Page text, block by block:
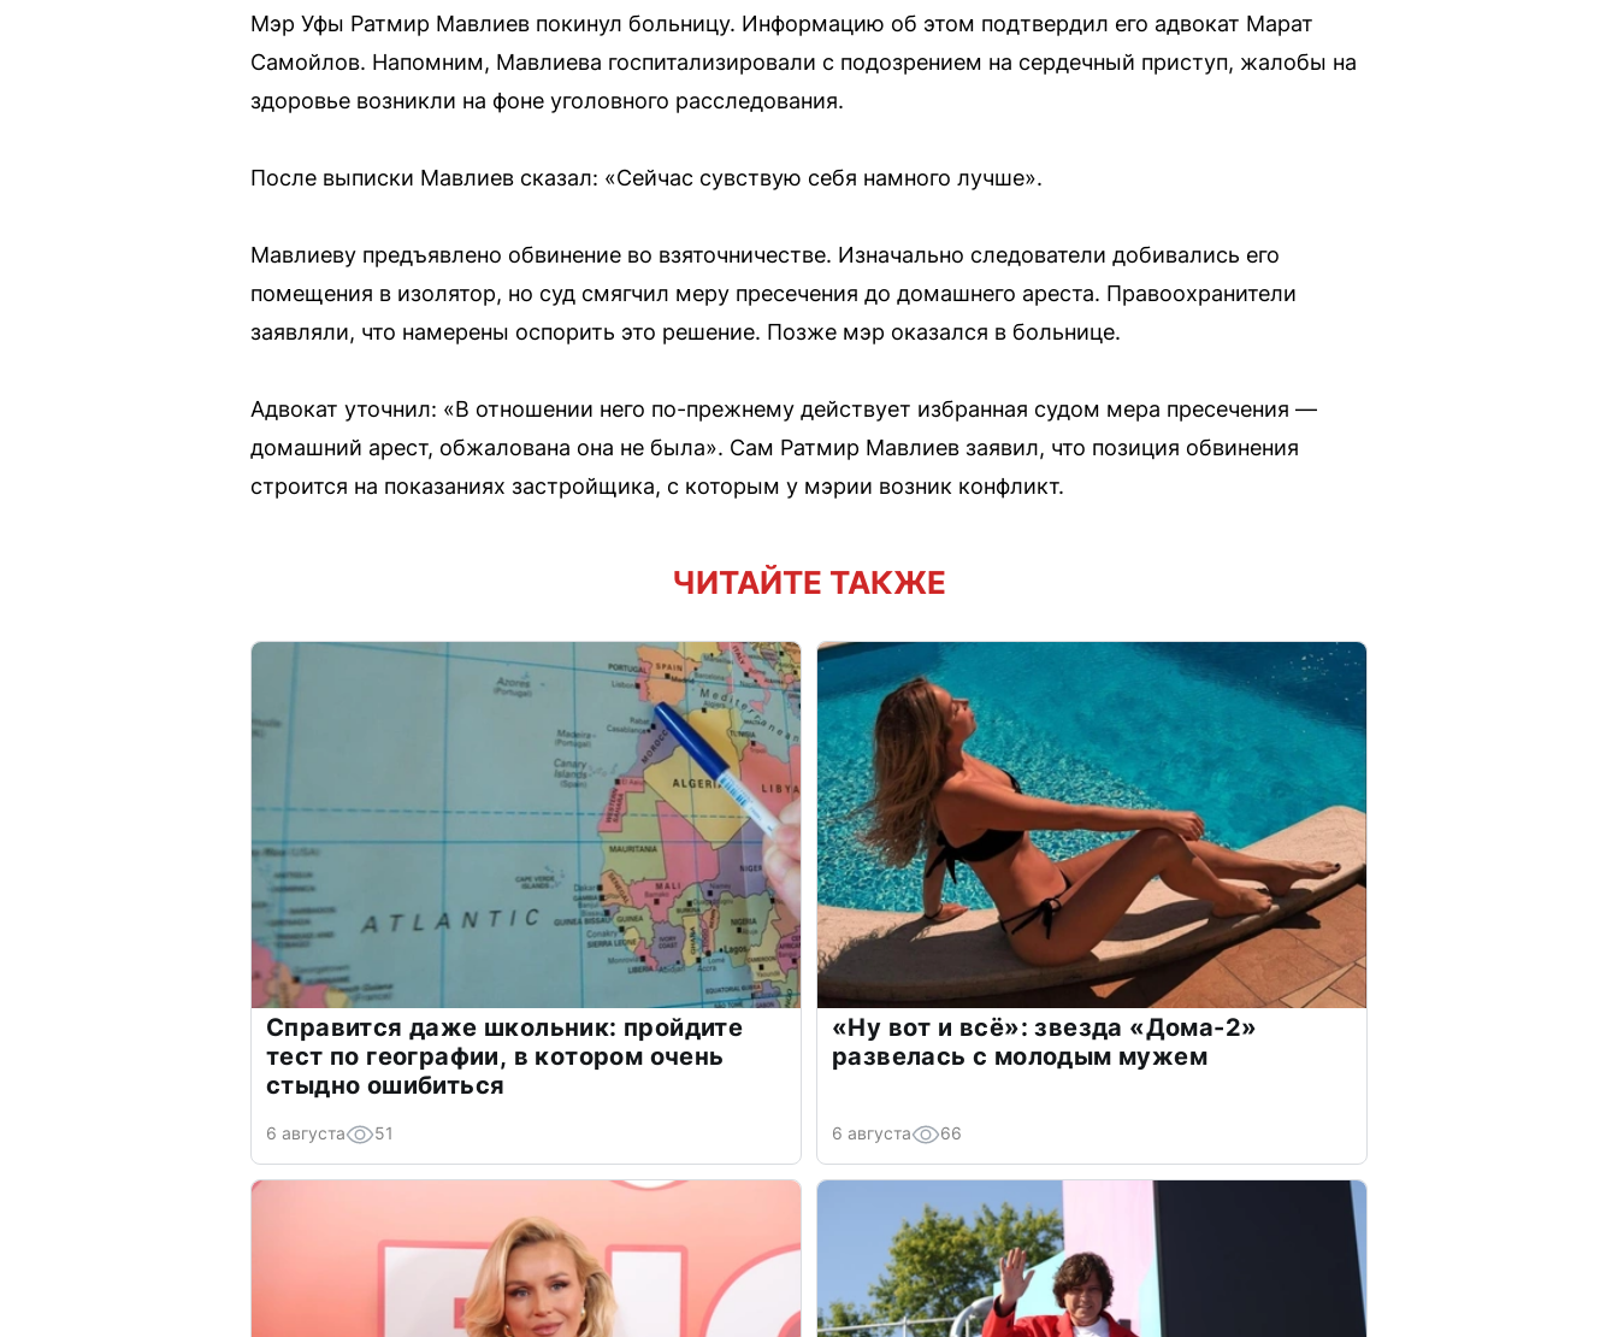
Мэр Уфы Ратмир Мавлиев покинул больницу. Информацию об этом подтвердил его адвокат Марат
Самойлов. Напомним, Мавлиева госпитализировали с подозрением на сердечный приступ, жалобы на
здоровье возникли на фоне уголовного расследования.
После выписки Мавлиев сказал: «Сейчас сувствую себя намного лучше».
Мавлиеву предъявлено обвинение во взяточничестве. Изначально следователи добивались его
помещения в изолятор, но суд смягчил меру пресечения до домашнего ареста. Правоохранители
заявляли, что намерены оспорить это решение. Позже мэр оказался в больнице.
Адвокат уточнил: «В отношении него по-прежнему действует избранная судом мера пресечения —
домашний арест, обжалована она не была». Сам Ратмир Мавлиев заявил, что позиция обвинения
строится на показаниях застройщика, с которым у мэрии возник конфликт.
ЧИТАЙТЕ ТАКЖЕ
Справится даже школьник: пройдите
тест по географии, в котором очень
стыдно ошибиться
6 августа 51
«Ну вот и всё»: звезда «Дома-2»
развелась с молодым мужем
6 августа 66